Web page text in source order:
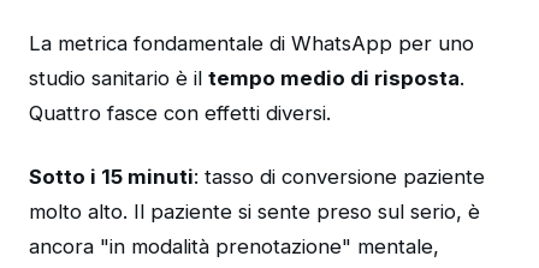
La metrica fondamentale di WhatsApp per uno
studio sanitario è il tempo medio di risposta.
Quattro fasce con effetti diversi.
Sotto i 15 minuti: tasso di conversione paziente
molto alto. Il paziente si sente preso sul serio, è
ancora "in modalità prenotazione" mentale,